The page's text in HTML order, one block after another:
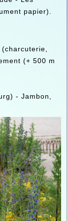
papier).
(+ 500 m
- Jambon,